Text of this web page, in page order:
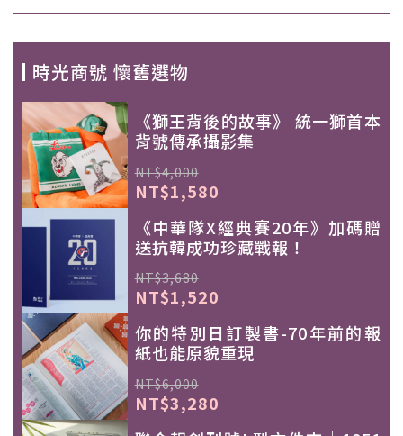
時光商號 懷舊選物
《獅王背後的故事》 統一獅首本
背號傳承攝影集
NT$4,000
NT$1,580
《中華隊X經典賽20年》加碼贈
送抗韓成功珍藏戰報！
NT$3,680
NT$1,520
你的特別日訂製書-70年前的報
紙也能原貌重現
NT$6,000
NT$3,280